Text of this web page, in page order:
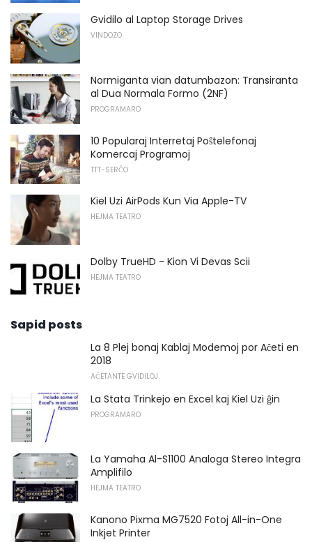
Gvidilo al Laptop Storage Drives
VINDOZO
Normiganta vian datumbazon: Transiranta
al Dua Normala Formo (2NF)
PROGRAMARO
10 Popularaj Interretaj Poŝtelefonaj
Komercaj Programoj
TTT-SERĈO
Kiel Uzi AirPods Kun Via Apple-TV
HEJMA TEATRO
Dolby TrueHD - Kion Vi Devas Scii
HEJMA TEATRO
Sapid posts
La 8 Plej bonaj Kablaj Modemoj por Aĉeti en
2018
AĈETANTE GVIDILOJ
La Stata Trinkejo en Excel kaj Kiel Uzi ĝin
PROGRAMARO
La Yamaha Al-S1100 Analoga Stereo Integra
Amplifilo
HEJMA TEATRO
Kanono Pixma MG7520 Fotoj All-in-One
Inkjet Printer